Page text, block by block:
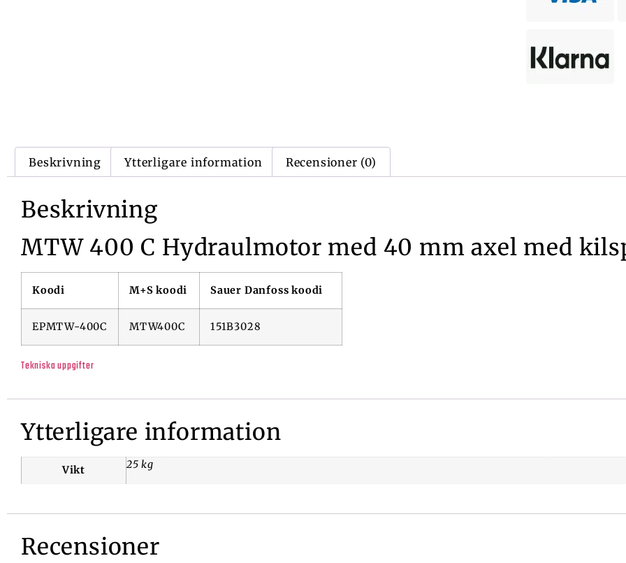
Beskrivning Ytterligare information Recensioner (0)
Beskrivning
MTW 400 C Hydraulmotor med 40 mm axel med
Koodi M+S koodi Sauer Danfoss koodi
EPMTW-400C MTW400C 151B3028
Tekniska uppgifter
Ytterligare information
Vikt 25 kg
Recensioner